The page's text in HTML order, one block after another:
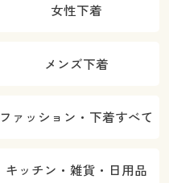
女性下着
メンズ下着
ファッション・下着すべて
キッチン・雑貨・日用品